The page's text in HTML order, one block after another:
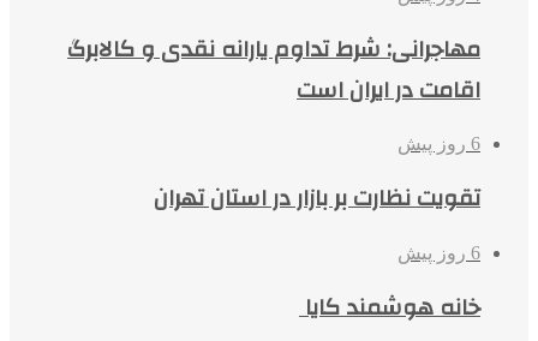
مهاجرانی: شرط تداوم یارانه نقدی و کالابرگ
اقامت در ایران است
6 روز پیش
تقویت نظارت بر بازار در استان تهران
6 روز پیش
خانه هوشمند کایا